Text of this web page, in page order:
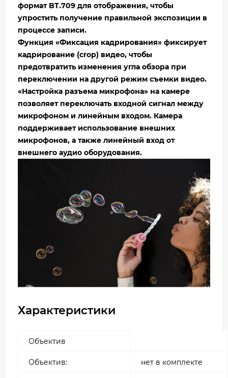
формат BT.709 для отображения, чтобы
упростить получение правильной экспозиции в
процессе записи.
Функция «Фиксация кадрирования» фиксирует
кадрирование (сrop) видео, чтобы
предотвратить изменения угла обзора при
переключении на другой режим съемки видео.
«Настройка разъема микрофона» на камере
позволяет переключать входной сигнал между
микрофоном и линейным входом. Камера
поддерживает использование внешних
микрофонов, а также линейный вход от
внешнего аудио оборудования.
Характеристики
Объектив
Объектив: нет в комплекте